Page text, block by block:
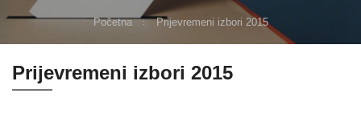
Početna Prijevremeni izbori 2015
Prijevremeni izbori 2015